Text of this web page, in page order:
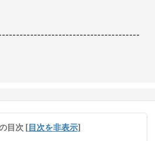
目次 [目次を非表示]